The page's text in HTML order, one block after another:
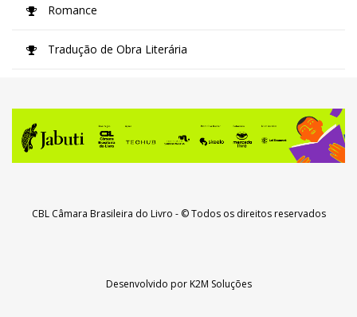
Romance
Tradução de Obra Literária
CBL Câmara Brasileira do Livro - © Todos os direitos reservados
Desenvolvido porK2M Soluções